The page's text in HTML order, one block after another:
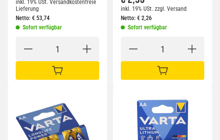
inkl. 19% USt. Versandkostenfreie
Lieferung
Netto: € 53,74
Sofort verfügbar
IN DEN WARENKORB
inkl. 19% USt. zzgl. Versand
Netto: € 2,26
Sofort verfügbar
IN DEN WARENKORB